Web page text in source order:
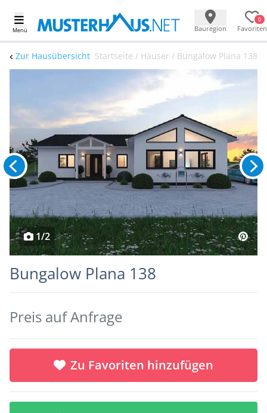
Menü Bauregion
0
Favoriten
Zur Hausübersicht Startseite / Häuser / Bungalow Plana 138
1/2
Bungalow Plana 138
Preis auf Anfrage
Zu Favoriten hinzufügen